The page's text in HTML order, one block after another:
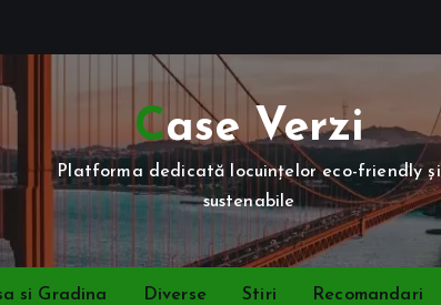
Case Verzi
Platforma dedicată locuințelor eco-friendly și
sustenabile
si Gradina Diverse Stiri Recomandari